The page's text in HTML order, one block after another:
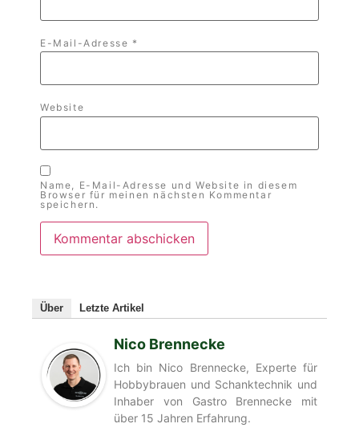
E-Mail-Adresse *
Website
Name, E-Mail-Adresse und Website in diesem
Browser für meinen nächsten Kommentar
speichern.
Über Letzte Artikel
Nico Brennecke
Ich bin Nico Brennecke, Experte für
Hobbybrauen und Schanktechnik und
Inhaber von Gastro Brennecke mit
über 15 Jahren Erfahrung.